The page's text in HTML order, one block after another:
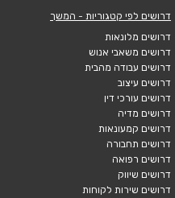
דרושים לפי קטגוריות - המשך
דרושים מלונאות
דרושים משאבי אנוש
דרושים עבודה מהבית
דרושים עיצוב
דרושים עורכי דין
דרושים מדיה
דרושים קמעונאות
דרושים תחבורה
דרושים רפואה
דרושים שיווק
דרושים שירות לקוחות